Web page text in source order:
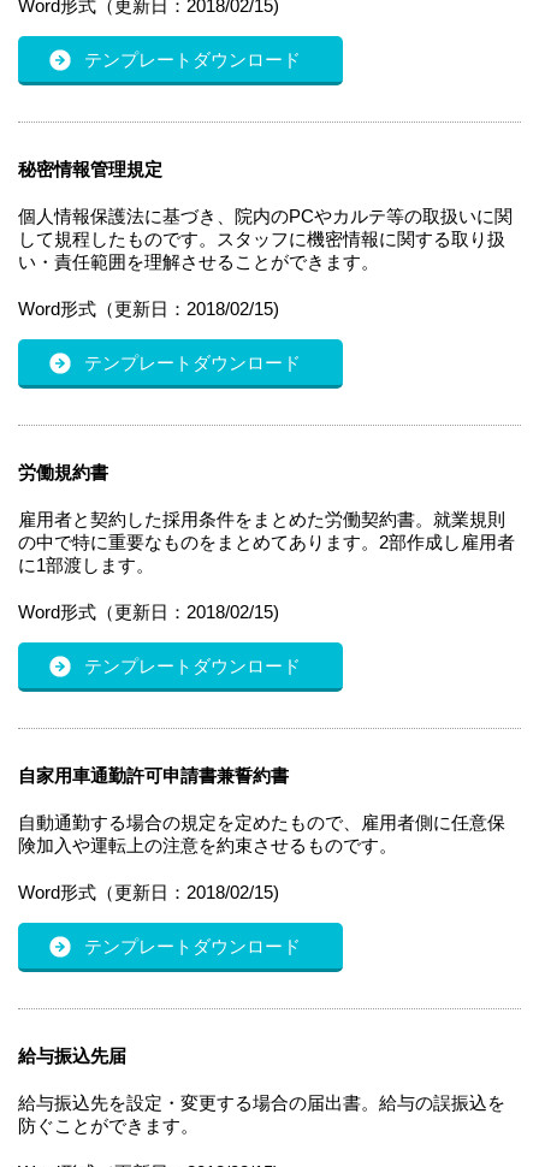
Word形式（更新日：2018/02/15)
テンプレートダウンロード
秘密情報管理規定
個人情報保護法に基づき、院内のPCやカルテ等の取扱いに関
して規程したものです。スタッフに機密情報に関する取り扱
い・責任範囲を理解させることができます。
Word形式（更新日：2018/02/15)
テンプレートダウンロード
労働規約書
雇用者と契約した採用条件をまとめた労働契約書。就業規則
の中で特に重要なものをまとめてあります。2部作成し雇用者
に1部渡します。
Word形式（更新日：2018/02/15)
テンプレートダウンロード
自家用車通勤許可申請書兼誓約書
自動通勤する場合の規定を定めたもので、雇用者側に任意保
険加入や運転上の注意を約束させるものです。
Word形式（更新日：2018/02/15)
テンプレートダウンロード
給与振込先届
給与振込先を設定・変更する場合の届出書。給与の誤振込を
防ぐことができます。